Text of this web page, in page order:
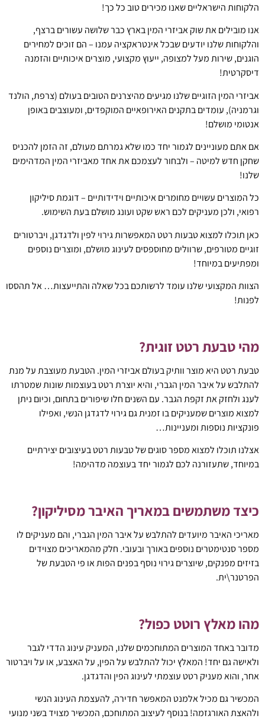
הלקוחות הישראליים שאנו מכירים טוב כל כך!
אנו מובילים את שוק אביזרי המין בארץ כבר שלושה עשורים ברצף,
והלקוחות שלנו יודעים שבכל אינטראקציה עמנו – הם זוכים למחירים
הוגנים, שירות מעל למצופה, ייעוץ מקצועי, מוצרים איכותיים והזמנה
דיסקרטית!
אביזרי המין הזוגיים שלנו מגיעים מהיצרנים הטובים בעולם (צרפת, הולנד
וגרמניה), עומדים בתקנים האירופאיים המוקפדים, ומעוצבים באופן
אנטומי מושלם!
אם אתם מעוניינים לגמור יחד כמו שלא גמרתם מעולם, זה הזמן להכניס
שחקן חדש למיטה – ולבחור לעצמכם את אחד מאביזרי המין המדהימים
שלנו!
כל המוצרים עשויים מחומרים איכותיים וידידותיים – דוגמת סיליקון
רפואי, ולכן מעניקים לכם ראש שקט ועונג מושלם בעת השימוש.
כאן תוכלו למצוא טבעות רטט המאפשרות גירוי לפין ולדגדגן, ויברטורים
זוגיים מטורפים, שרוולים מחוספסים לעינוג מושלם, ומוצרים נוספים
ומפתיעים במיוחד!
הצוות המקצועי שלנו עומד לרשותכם בכל שאלה והתייעצות… אל תהססו
לפנות!
מהי טבעת רטט זוגית?
טבעת רטט היא מוצר וותיק בעולם אביזרי המין. הטבעת מעוצבת על מנת
להתלבש על איבר המין הגברי, והיא יוצרת רטט בעוצמות שונות שמטרתו
לענג ולחזק את זקפת הגבר. עם השנים חלו שיפורים בתחום, וכיום ניתן
למצוא מוצרים שמעניקים בו זמנית גם גירוי לדגדגן הנשי, ואפילו
פונקציות נוספות ומעניינות…
אצלנו תוכלו למצוא מספר סוגים של טבעות רטט בעיצובים יצירתיים
במיוחד, שתעזורנה לכם לגמור יחד בעוצמה מדהימה!
כיצד משתמשים במאריך האיבר מסיליקון?
מאריכי האיבר מיועדים להתלבש על איבר המין הגברי, והם מעניקים לו
מספר סנטימטרים נוספים באורך ובעובי. חלק מהמאריכים מצוידים
בזיזים מפנקים, שיוצרים גירוי נוסף בפנים הפות או פי הטבעת של
הפרטנר\ית.
מהו מאלץ רוטט כפול?
מדובר באחד המוצרים המתוחכמים שלנו, המעניק עינוג הדדי לגבר
ולאישה גם יחד! המאלץ יכול להתלבש על הפין, על האצבע, או על ויברטור
אחר, והוא מעניק רטט עוצמתי לעינוג הפין והדגדגן.
המכשיר גם מכיל אלמנט המאפשר חדירה, להעצמת העינוג הנשי
ולהאצת האורגזמה! בנוסף לעיצוב המתוחכם, המכשיר מצויד בשני מנועי